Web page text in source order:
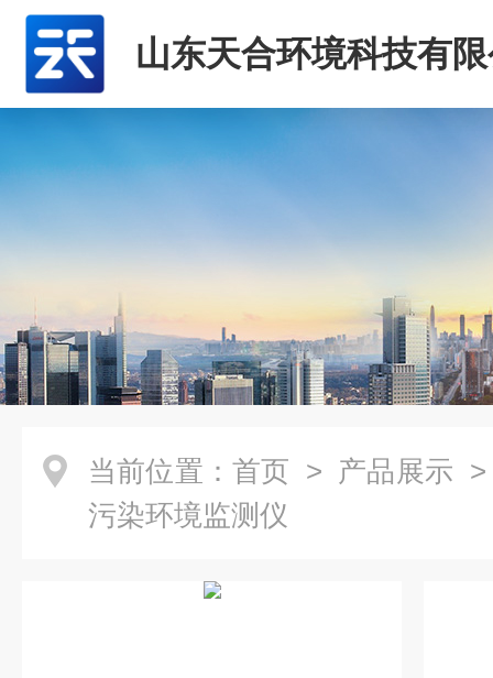
山东天合环境科技有
当前位置： 首页 > 产品展示
污染环境监测仪